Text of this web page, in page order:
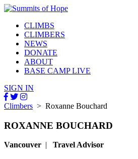
CLIMBS
CLIMBERS
NEWS
DONATE
ABOUT
BASE CAMP LIVE
SIGN IN
Climbers > Roxanne Bouchard
ROXANNE BOUCHARD
Vancouver | Travel Advisor